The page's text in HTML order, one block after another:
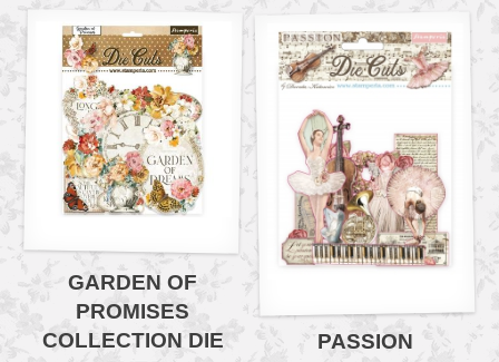
GARDEN OF
PROMISES
COLLECTION DIE
PASSION